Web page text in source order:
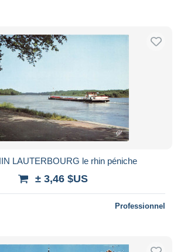
LAUTERBOURG le rhin péniche
± 3,46 $US
Professionnel